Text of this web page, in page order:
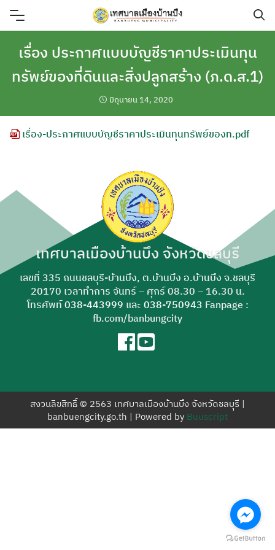
Skip
สำหรับ:
เรื่อง ประกาศแบบบัญชีราคาประเมินทุน
ทรัพย์ของที่ดินและสิ่งปลูกสร้าง (ภ.ด.ส.1)
มิถุนายน 14, 2020
เรื่อง-ประกาศแบบบัญชีราคาประเมินทุนทรัพย์ของท.pdf
เทศบาลเมืองบ้านบึง จังหวัดชลบุรี
เลขที่ 335 ถนนชลบุรี-บ้านบึง, ต.บ้านบึง อ.บ้านบึง จ.ชลบุรี
20170 เวลาทำการ จันทร์ – ศุกร์ 08.30 – 16.30 น.
โทรศัพท์038-443999 และ 038-750943 Fanpage :
fb.com/banbungcity
สงวนลิขสิทธิ์ © 2563 เทศบาลเมืองบ้านบึง จังหวัดชลบุรี |
banbuengcity.go.th | Powered by Buuscript